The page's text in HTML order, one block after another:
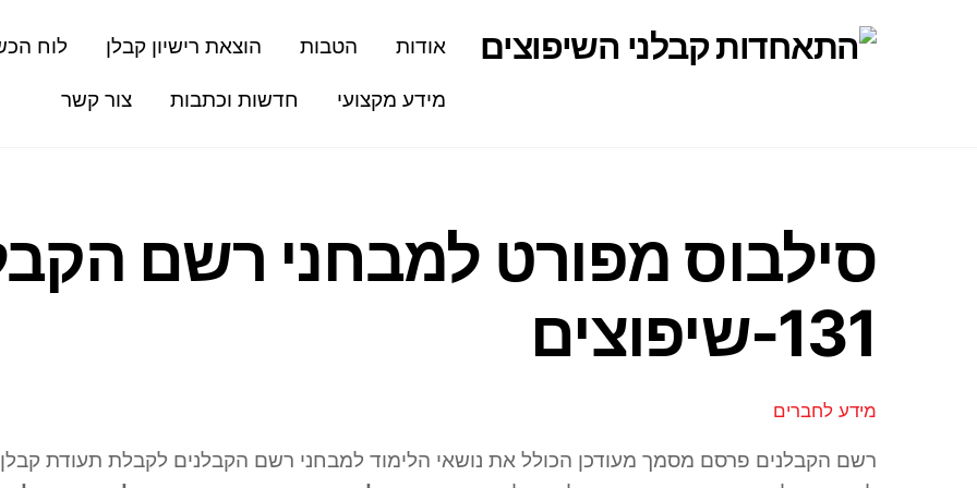
אודות הטבות הוצאת רישיון קבלן לוח
מידע מקצועי חדשות וכתבות צור קשר
סילבוס מפורט למבחני רשם
131-שיפוצים
מידע לחברים
רשם הקבלנים פרסם מסמך מעודכן הכולל את נושאי הלימוד למבחני רשם הקבלנים לקבלת תעודת